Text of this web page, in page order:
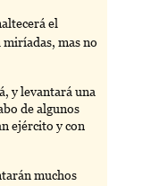
el
mas no
y levantará una
de algunos
ejército y con
muchos